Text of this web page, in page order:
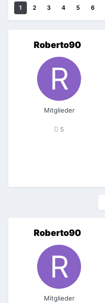
1 2 3 4 5 6
Roberto90
Mitglieder
5
Roberto90
Mitglieder